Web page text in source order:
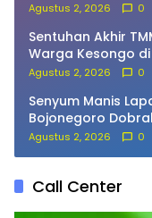
Agustus 2, 2026 0
Sentuhan Akhir
Warga Kesongo
Agustus 2, 2026 0
Senyum Manis
Bojonegoro
Agustus 2, 2026 0
Call Center